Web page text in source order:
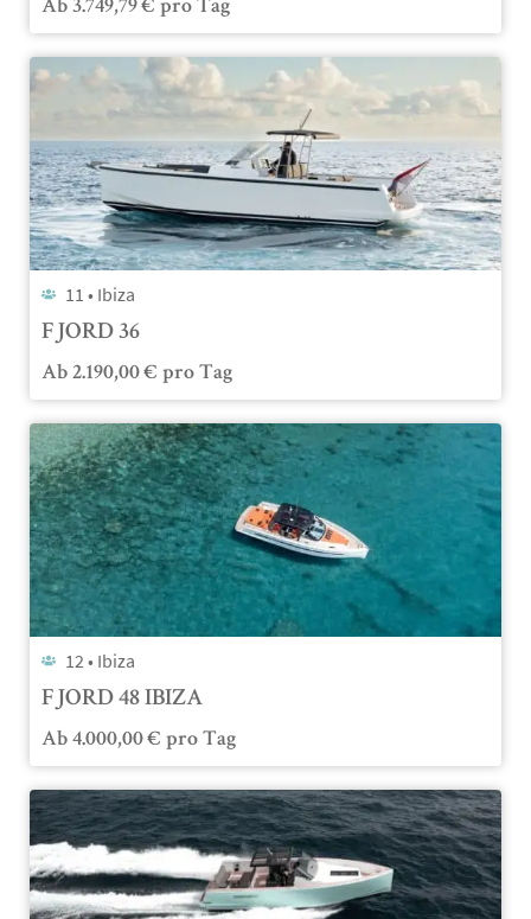
Ab 3.749,79€ pro Tag
11 • Ibiza
FJORD 36
Ab 2.190,00€ pro Tag
12 • Ibiza
FJORD 48 IBIZA
Ab 4.000,00€ pro Tag